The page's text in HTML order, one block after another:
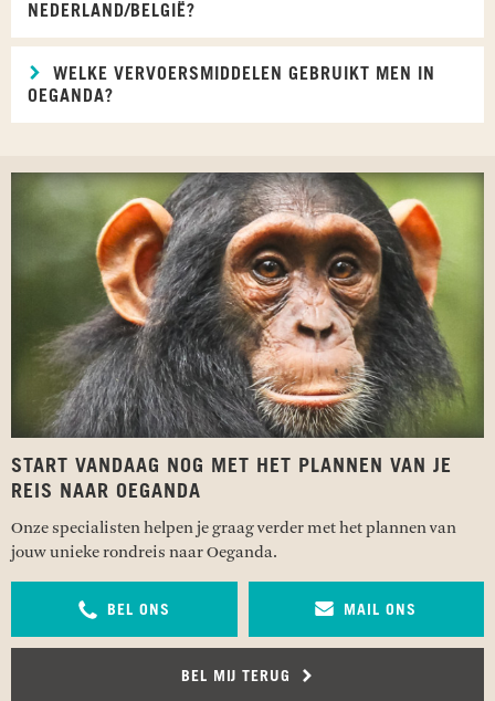
NEDERLAND/BELGIË?
WELKE VERVOERSMIDDELEN GEBRUIKT MEN IN
OEGANDA?
START VANDAAG NOG MET HET PLANNEN VAN JE
REIS NAAR OEGANDA
Onze specialisten helpen je graag verder met het plannen van
jouw unieke rondreis naar Oeganda.
BEL ONS MAIL ONS
BEL MIJ TERUG